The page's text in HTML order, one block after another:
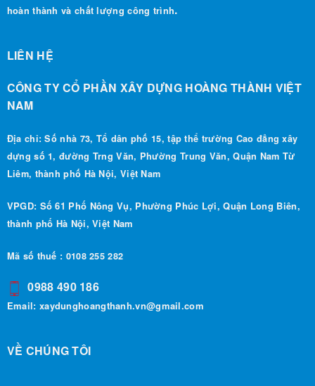
hoàn thành và chất lượng công trình.
LIÊN HỆ
CÔNG TY CỔ PHẦN XÂY DỰNG HOÀNG THÀNH VIỆT
NAM
Địa chỉ: Số nhà 73, Tổ dân phố 15, tập thể trường Cao đẳng xây
dựng số 1, đường Trng Văn, Phường Trung Văn, Quận Nam Từ
Liêm, thành phố Hà Nội, Việt Nam
VPGD: Số 61 Phố Nông Vụ, Phường Phúc Lợi, Quận Long Biên,
thành phố Hà Nội, Việt Nam
Mã số thuế : 0108 255 282
0988 490 186
Email: xaydunghoangthanh.vn@gmail.com
VỀ CHÚNG TÔI